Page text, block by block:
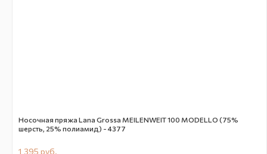
Носочная пряжа Lana Grossa MEILENWEIT 100 MODELLO (75%
шерсть, 25% полиамид) - 4377
1 395 руб.